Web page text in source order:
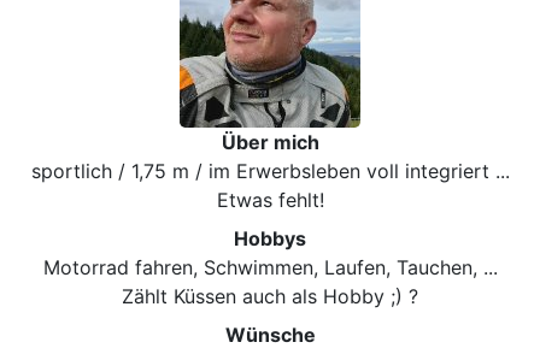
Über mich
sportlich / 1,75 m / im Erwerbsleben voll integriert ...
Etwas fehlt!
Hobbys
Motorrad fahren, Schwimmen, Laufen, Tauchen, ...
Zählt Küssen auch als Hobby ;) ?
Wünsche